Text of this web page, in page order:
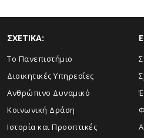
ΣΧΕΤΙΚΑ:
Το Πανεπιστήμιο
Διοικητικές Υπηρεσίες
Ανθρώπινο Δυναμικό
Κοινωνική Δράση
Ιστορία και Προοπτικές